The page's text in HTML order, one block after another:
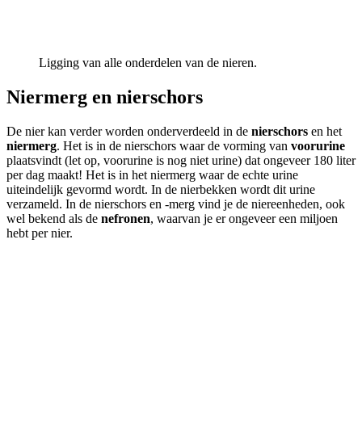
Ligging van alle onderdelen van de nieren.
Niermerg en nierschors
De nier kan verder worden onderverdeeld in de nierschors en het
niermerg. Het is in de nierschors waar de vorming van voorurine
plaatsvindt (let op, voorurine is nog niet urine) dat ongeveer 180 liter
per dag maakt! Het is in het niermerg waar de echte urine
uiteindelijk gevormd wordt. In de nierbekken wordt dit urine
verzameld. In de nierschors en -merg vind je de niereenheden, ook
wel bekend als de nefronen, waarvan je er ongeveer een miljoen
hebt per nier.